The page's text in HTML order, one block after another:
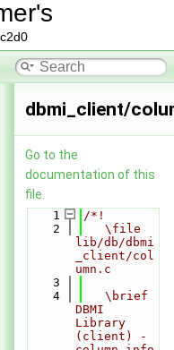
dbmi_client/
Go to the
documentation of this
file.
    1
/*!
    2
   \file
lib/db/dbmi
_client/col
umn.c
    3
    4
   \brief
DBMI
Library
(client) -